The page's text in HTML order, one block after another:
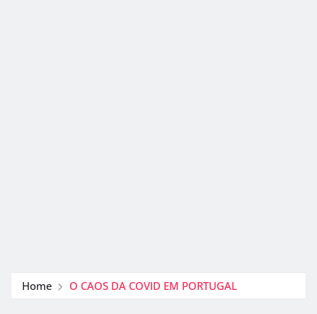
Home O CAOS DA COVID EM PORTUGAL